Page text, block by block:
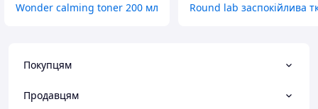
Wonder calming toner 200 мл Round lab заспокійлива
Покупцям
Продавцям